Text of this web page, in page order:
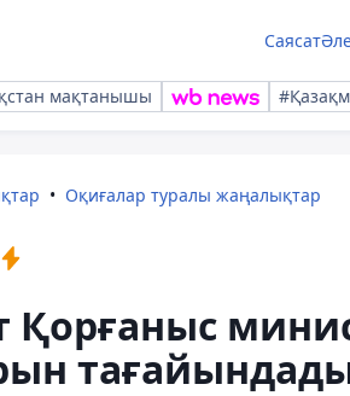
Саясат
мақтанышы
Оқиғалар туралы жаңалықтар
Қорғаныс